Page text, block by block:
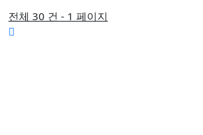
전체 30 건 - 1 페이지